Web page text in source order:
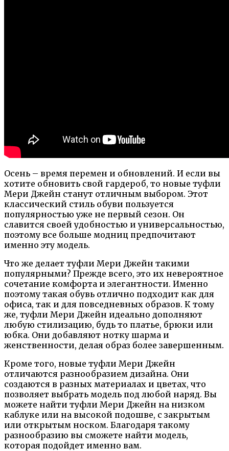
Осень – время перемен и обновлений. И если вы
хотите обновить свой гардероб, то новые туфли
Мери Джейн станут отличным выбором. Этот
классический стиль обуви пользуется
популярностью уже не первый сезон. Он
славится своей удобностью и универсальностью,
поэтому все больше модниц предпочитают
именно эту модель.
Что же делает туфли Мери Джейн такими
популярными? Прежде всего, это их невероятное
сочетание комфорта и элегантности. Именно
поэтому такая обувь отлично подходит как для
офиса, так и для повседневных образов. К тому
же, туфли Мери Джейн идеально дополняют
любую стилизацию, будь то платье, брюки или
юбка. Они добавляют нотку шарма и
женственности, делая образ более завершенным.
Кроме того, новые туфли Мери Джейн
отличаются разнообразием дизайна. Они
создаются в разных материалах и цветах, что
позволяет выбрать модель под любой наряд. Вы
можете найти туфли Мери Джейн на низком
каблуке или на высокой подошве, с закрытым
или открытым носком. Благодаря такому
разнообразию вы сможете найти модель,
которая подойдет именно вам.